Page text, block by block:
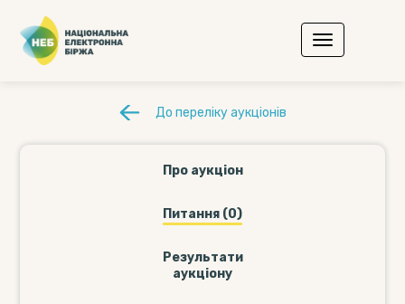
До переліку аукціонів
Про аукціон
Питання (0)
Результати
аукціону